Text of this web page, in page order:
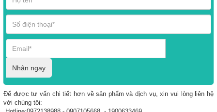
Nhận ngay
Để được tư vấn chi tiết hơn về sản phẩm và dịch vụ, xin vui lòng liên hệ
với chúng tôi: